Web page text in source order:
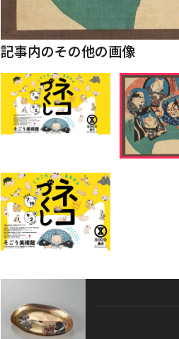
記事内のその他の画像